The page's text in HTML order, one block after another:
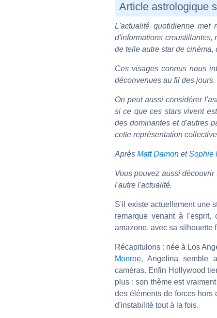
Article astrologique
L'actualité quotidienne met
d'informations croustillantes,
de telle autre star de
Ces visages connus nous
déconvenues au fil des jours.
On peut aussi considérer
si ce que ces stars vivent
des dominantes et d'autres
cette représentation
Après Matt Damon etSophie
Vous pouvez aussi
l'autre l'actualité.
S'il existe actuellement une
remarque venant à
amazone, avec sa silhouette
Récapitulons : née à Los
Monroe, Angelina semble
caméras. Enfin Hollywood
plus : son thème est
des éléments de forces hors
d'instabilité tout à la fois.